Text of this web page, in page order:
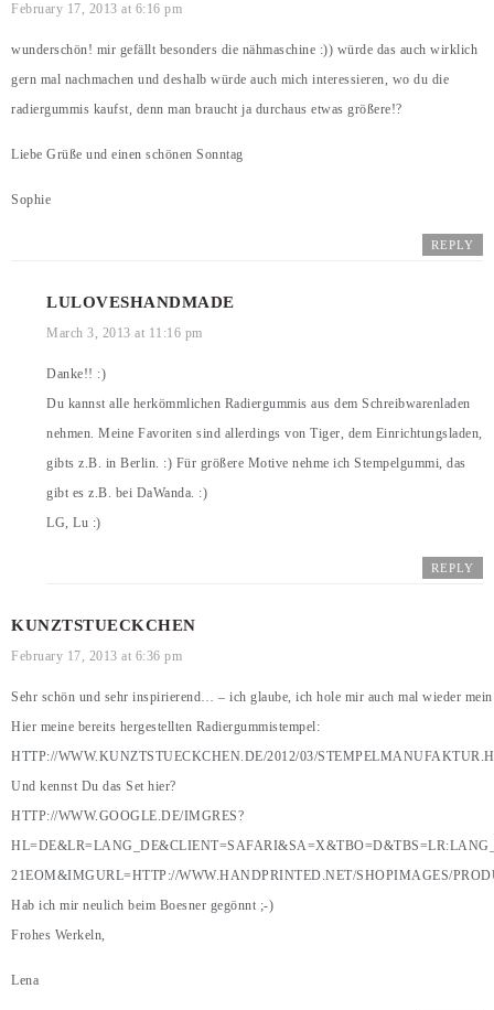
February 17, 2013 at 6:16 pm
wunderschön! mir gefällt besonders die nähmaschine :)) würde das auch wirklich
gern mal nachmachen und deshalb würde auch mich interessieren, wo du die
radiergummis kaufst, denn man braucht ja durchaus etwas größere!?
Liebe Grüße und einen schönen Sonntag
Sophie
REPLY
LULOVESHANDMADE
March 3, 2013 at 11:16 pm
Danke!! :)
Du kannst alle herkömmlichen Radiergummis aus dem Schreibwarenladen
nehmen. Meine Favoriten sind allerdings von Tiger, dem Einrichtungsladen,
gibts z.B. in Berlin. :) Für größere Motive nehme ich Stempelgummi, das
gibt es z.B. bei DaWanda. :)
LG, Lu :)
REPLY
KUNZTSTUECKCHEN
February 17, 2013 at 6:36 pm
Sehr schön und sehr inspirierend… – ich glaube, ich hole mir auch mal wieder
Hier meine bereits hergestellten Radiergummistempel:
HTTP://WWW.KUNZTSTUECKCHEN.DE/2012/03/
Und kennst Du das Set hier?
HTTP://WWW.GOOGLE.DE/IMGRES?
21EOM&IMGURL=HTTP://WWW.HANDPRINTED.NET/SHOPIMAGES/
Hab ich mir neulich beim Boesner gegönnt ;-)
Frohes Werkeln,
Lena